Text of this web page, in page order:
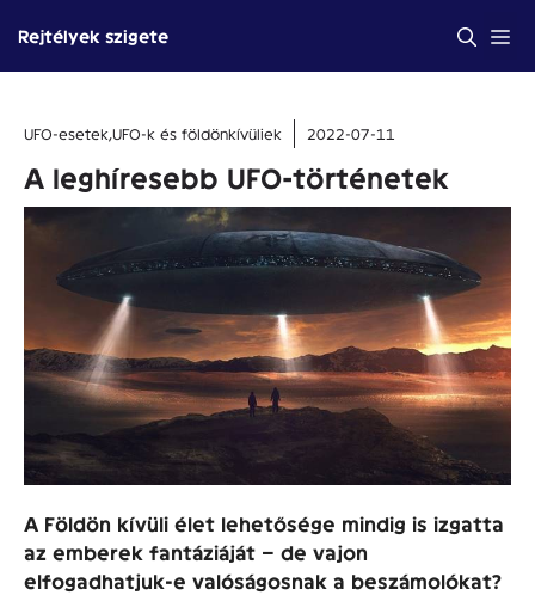
tartalomba
Rejtélyek szigete
UFO-esetek,UFO-k és földönkívüliek 2022-07-11
A leghíresebb UFO-történetek
A Földön kívüli élet lehetősége mindig is izgatta
az emberek fantáziáját – de vajon
elfogadhatjuk-e valóságosnak a beszámolókat?